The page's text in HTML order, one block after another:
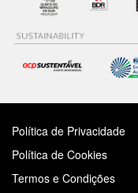
Política de Privacidade
Política de Cookies
Termos e Condições